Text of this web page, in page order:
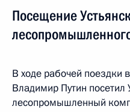
Посещение
В ходе рабочей поездки
Владимир Путин посетил
лесопромышленный